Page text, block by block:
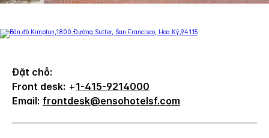
Đặt chỗ:
Front desk: +1-415-9214000
Email: frontdesk@ensohotelsf.com